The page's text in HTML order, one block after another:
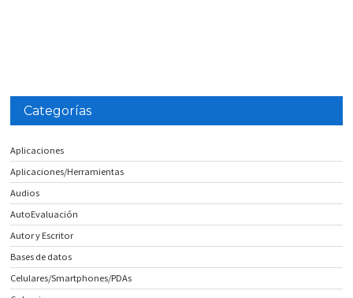
Categorías
Aplicaciones
Aplicaciones/Herramientas
Audios
AutoEvaluación
Autor y Escritor
Bases de datos
Celulares/Smartphones/PDAs